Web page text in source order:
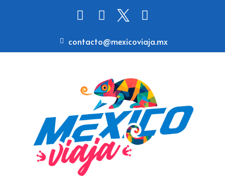
contacto@mexicoviaja.mx